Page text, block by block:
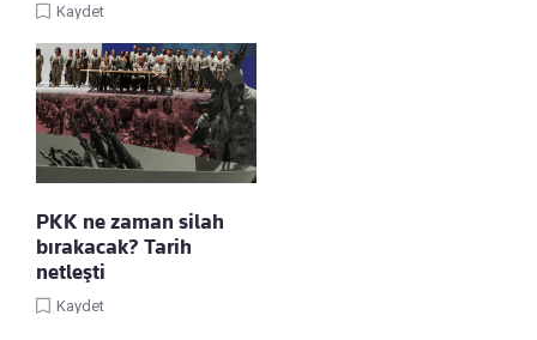
Kaydet
PKK ne zaman silah
bırakacak? Tarih
netleşti
Kaydet